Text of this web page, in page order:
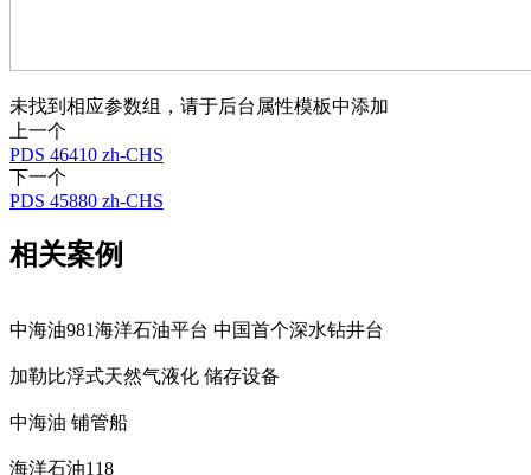
未找到相应参数组，请于后台属性模板中添加
上一个
PDS 46410 zh-CHS
下一个
PDS 45880 zh-CHS
相关案例
中海油981海洋石油平台 中国首个深水钻井台
加勒比浮式天然气液化 储存设备
中海油 铺管船
海洋石油118